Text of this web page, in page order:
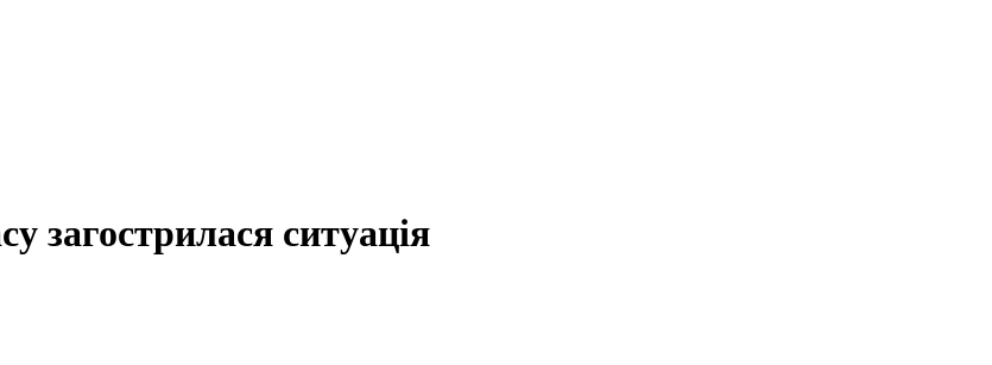
загострилася ситуація